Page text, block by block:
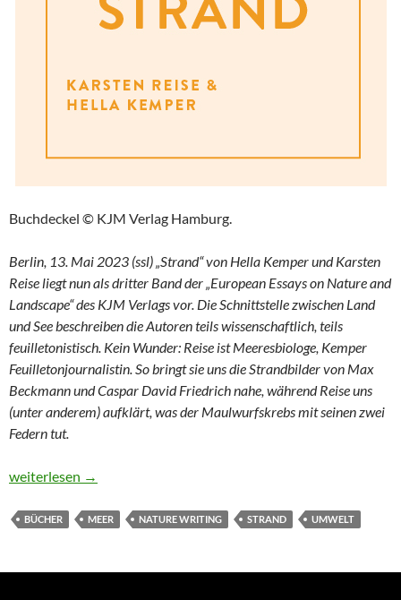
Buchdeckel © KJM Verlag Hamburg.
Berlin, 13. Mai 2023 (ssl) „Strand“ von Hella Kemper und Karsten
Reise liegt nun als dritter Band der „European Essays on Nature and
Landscape“ des KJM Verlags vor. Die Schnittstelle zwischen Land
und See beschreiben die Autoren teils wissenschaftlich, teils
feuilletonistisch. Kein Wunder: Reise ist Meeresbiologe, Kemper
Feuilletonjournalistin. So bringt sie uns die Strandbilder von Max
Beckmann und Caspar David Friedrich nahe, während Reise uns
(unter anderem) aufklärt, was der Maulwurfskrebs mit seinen zwei
Federn tut.
Von Beckmann zum Maulwurfskrebs
weiterlesen →
BÜCHER MEER NATURE WRITING STRAND UMWELT